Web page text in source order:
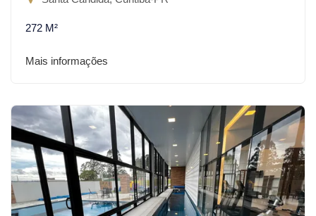
272 M²
Mais informações